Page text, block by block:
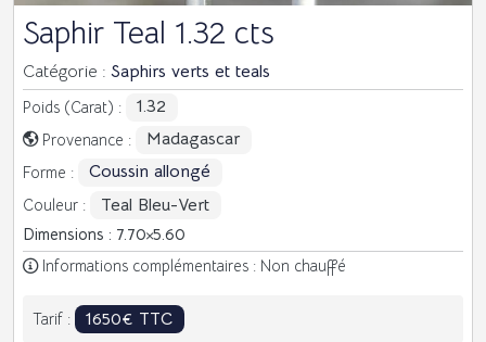
Saphir Teal 1.32 cts
Catégorie : Saphirs verts et teals
Poids (Carat) : 1.32
Provenance : Madagascar
Forme : Coussin allongé
Couleur : Teal Bleu-Vert
Dimensions : 7.70 5.60
Informations complémentaires : Non chauffé
Tarif : 1650€ TTC